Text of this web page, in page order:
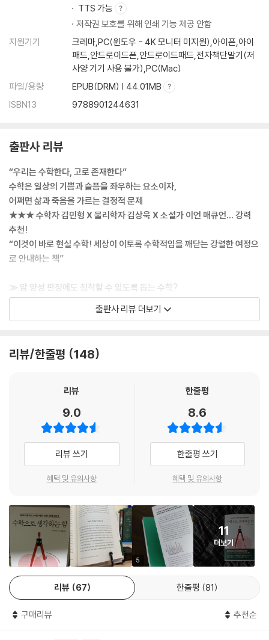
집단 면역의 문턱값
백신 접종은 수학적 최선
수학이 선사하는 자유
TTS 가능
저작권 보호를 위해 인쇄 기능 제공 안함
지원기기
크레마,PC(윈도우 - 4K 모니터 미지원),아이폰,아이
패드,안드로이드폰,안드로이드패드,전자책단말기(저
사양 기기 사용 불가),PC(Mac)
파일/용량
EPUB(DRM) | 44.01MB
ISBN13
9788901244631
출판사 리뷰
“우리는 수학한다, 고로 존재한다”
수학은 일상의 기쁨과 슬픔을 좌우하는 요소이자,
어쩌면 삶과 죽음을 가르는 결정적 문제
★★★ 수학자 김민형 X 물리학자 김상욱 X 소설가 이언 매큐언… 강력
추천!
“이것이 바로 현실 수학! 세상이 이토록 수학적임을 깨닫는 강렬한 여정으
로 안내하는 책”
≫ 암 양성 판정에도 침착할 수 있도록 돕는 수학?
; 일단 심호흡을 하고, 이 검사의 정확도를 계산해보자
이 90%라고?! 충격과 공포로 주저앉기 전에 잠시 수학적으로 접근해보면
양성 판정은 유방암이 아닐 가능성이 압도적으로 높기 때문이다.
고 치자. 1만 명 가운데 40명은 유방암이고, 9960명은 아니다. 유방암인
40명 가운데 참 양성은 90%인 36명이다. 문제는 유방암이 아닌 9960명
가운데 10%인 996명이 거짓 양성을 판정받는 데 있다. 양성 판정을 받은
1032명 가운데 36명만이 진짜 암인 것이다. ‘열에 아홉을 정확하게 구별
해내는’ 이 검사의 정확도는 3.48%에 불과한 것이다.
받는 것이다. 많은 질병에 있어서 첫 번째 검사는 대개 특이도가 낮은(거짓
양성이 많이 나오는) 선별검사로 진행된다. 값싼 비용으로 잠재적 환자를
최대한 많이 발견하도록 설계하기 때문이다. 두 번째 검사는 대개 진단검
사인데, 특이도가 훨씬 높아 거짓 양성 대다수를 걸러낸다.
같은 맥락에서, 유방암 선별검사를 매년 받으면, 아무 이상 없는 사람도 평
생 한번쯤은 (거짓) 양성 판정을 받을 가능성이 매우 높아진다. 자, 이제 좀
진정이 되는가? 수학의 방에 들어갔다 나온 당신은 훨씬 담담하게 두 번째
좋든 싫든 거짓 양성과 거짓 음성은 피할 수 없다. 현대 기술이 필터링 같은
출판사 리뷰 더보기
리뷰/한줄평 148
리뷰
9.0
리뷰 쓰기
혜택 및 유의사항
한줄평
8.6
한줄평 쓰기
혜택 및 유의사항
5
11
더보기
리뷰 67 한줄평 81
구매리뷰 추천순